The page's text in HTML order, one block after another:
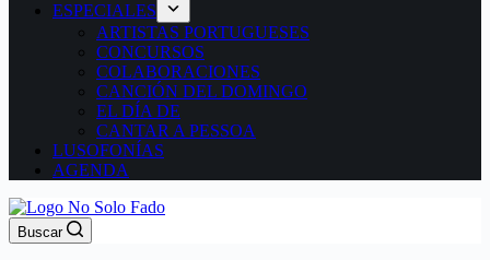
ESPECIALES
ARTISTAS PORTUGUESES
CONCURSOS
COLABORACIONES
CANCIÓN DEL DOMINGO
EL DÍA DE
CANTAR A PESSOA
LUSOFONÍAS
AGENDA
Buscar